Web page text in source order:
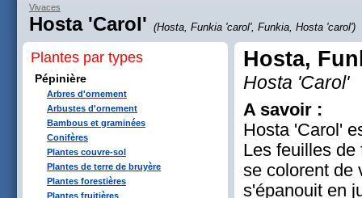
Vivaces
Hosta 'Carol' (Hosta, Funkia 'carol', Funkia, Hosta 'carol')
Plantes par types
Pépinière
Arbres d'ornement
Arbustes d'ornement
Bambous et graminées
Conifères
Plantes couvre-sol
Plantes de terre de bruyère
Plantes forestières
Plantes fruitières
Hosta,
Hosta 'Carol'
A savoir :
Hosta 'Carol'
Les feuilles de
se colorent de
s'épanouit en